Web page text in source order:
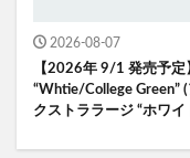
2026-08-07
【2026年 9/1 発売予定
“Whtie/College Green”
クストララージ “ホワ